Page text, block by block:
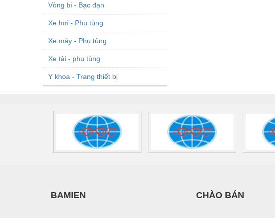
Vòng bi - Bạc đạn
Xe hơi - Phụ tùng
Xe máy - Phụ tùng
Xe tải - phụ tùng
Y khoa - Trang thiết bị
BAMIEN CHÀO BÁN